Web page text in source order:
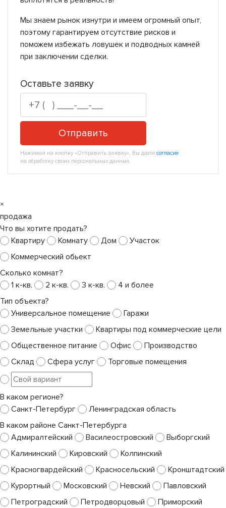
Мы знаем рынок изнутри и имеем огромный опыт,
поэтому гарантируем отсутствие рисков и
поможем избежать ловушек и подводных камней
при заключении сделки.
Оставьте заявку
Отправить
Нажимая на кнопку «Отправить заявку», Вы даете согласие
на обработку своих персональных данных.
×
продажа
Что вы хотите продать?
Квартиру
Комнату Дом
Участок
Коммерческий обьект
Сколько комнат?
1 к-кв.
2 к-кв. 3 к-кв.
4 и более
Тип объекта?
Универсальное помещение
Гаражи
Земельные участки
Квартиры под коммерческие цели
Общественное питание
Офис
Производство
Склад
Сфера услуг Торговые помещения
В каком регионе?
Санкт-Петербург
Ленинградская область
В каком районе Санкт-Петербурга
Адмиралтейский
Василеостровский
Выборгский
Калининский
Кировский
Колпинский
Красногвардейский
Красносельский
Кронштадтский
Курортный
Московский Невский
Павловский
Петроградский
Петродворцовый
Приморский